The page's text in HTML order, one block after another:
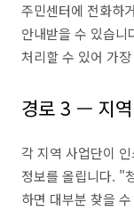
주민센터에 전화하
안내받을 수 있습니
처리할 수 있어 가
경로 3 — 지역
각 지역 사업단이
정보를 올립니다. "
하면 대부분 찾을